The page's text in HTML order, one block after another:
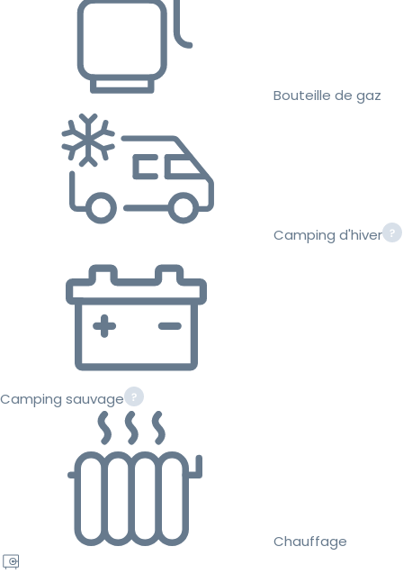
Bouteille de gaz
Camping d'hiver
Camping sauvage
Chauffage